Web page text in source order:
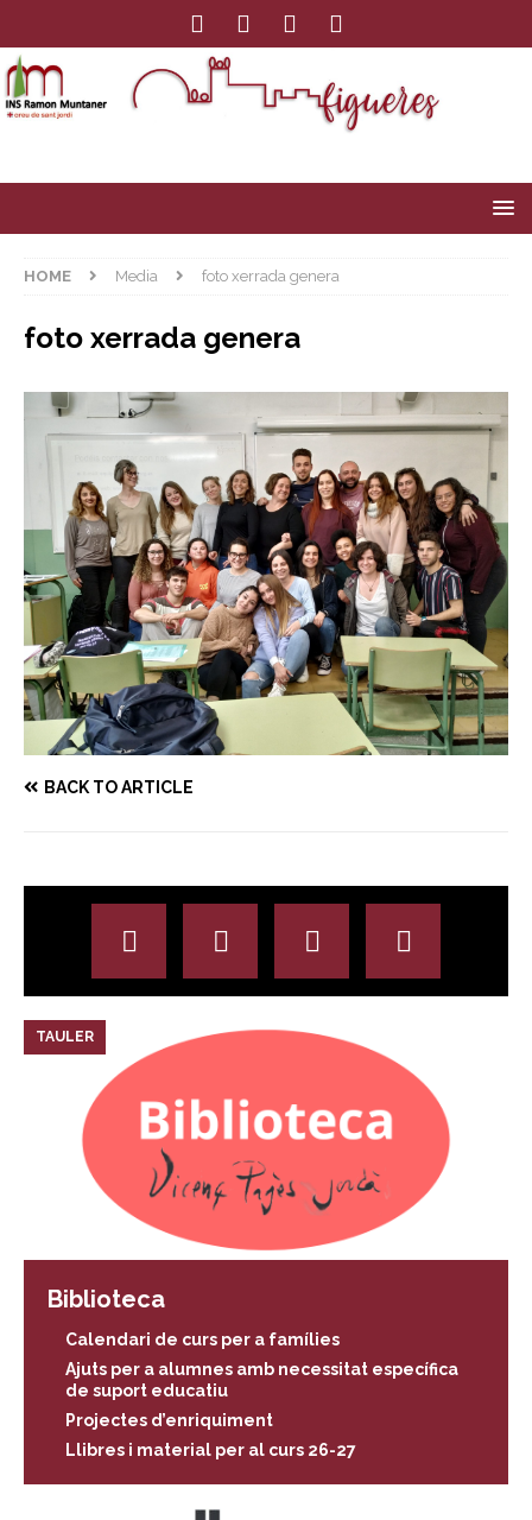
HOME Media foto xerrada genera
foto xerrada genera
BACK TO ARTICLE
TAULER
Biblioteca
Calendari de curs per a famílies
Ajuts per a alumnes amb necessitat específica
de suport educatiu
Projectes d’enriquiment
Llibres i material per al curs 26-27